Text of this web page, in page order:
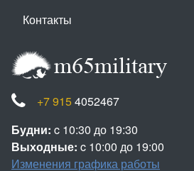
Контакты
+7 915 4052467
Будни: c 10:30 до 19:30
Выходные: c 10:00 до 19:00
Изменения графика работы